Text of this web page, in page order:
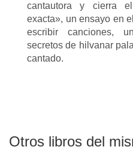
cantautora y cierra
exacta», un ensayo en
escribir canciones,
secretos de hilvanar
cantado.
Otros libros del